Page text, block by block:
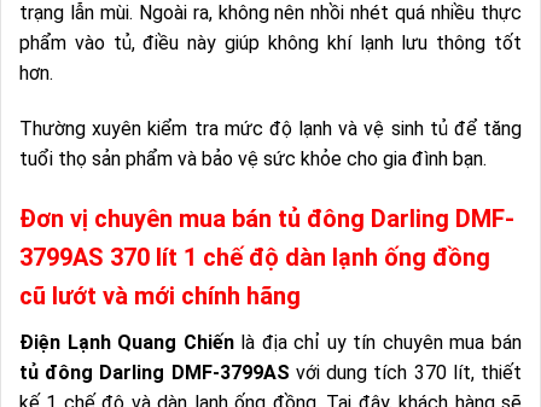
trạng lẫn mùi. Ngoài ra, không nên nhồi nhét quá nhiều thực
phẩm vào tủ, điều này giúp không khí lạnh lưu thông tốt
hơn.
Thường xuyên kiểm tra mức độ lạnh và vệ sinh tủ để tăng
tuổi thọ sản phẩm và bảo vệ sức khỏe cho gia đình bạn.
Đơn vị chuyên mua bán tủ đông Darling DMF-
3799AS 370 lít 1 chế độ dàn lạnh ống đồng
cũ lướt và mới chính hãng
Điện Lạnh Quang Chiếnlà địa chỉ uy tín chuyên mua bán
tủ đông Darling DMF-3799AS với dung tích 370 lít, thiết